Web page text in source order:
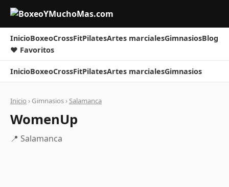
InicioBoxeoCrossFitPilatesArtes marcialesGimnasiosBlog
❤ Favoritos
InicioBoxeoCrossFitPilatesArtes marcialesGimnasios
Inicio › Gimnasios ›Salamanca
WomenUp
📍 Salamanca